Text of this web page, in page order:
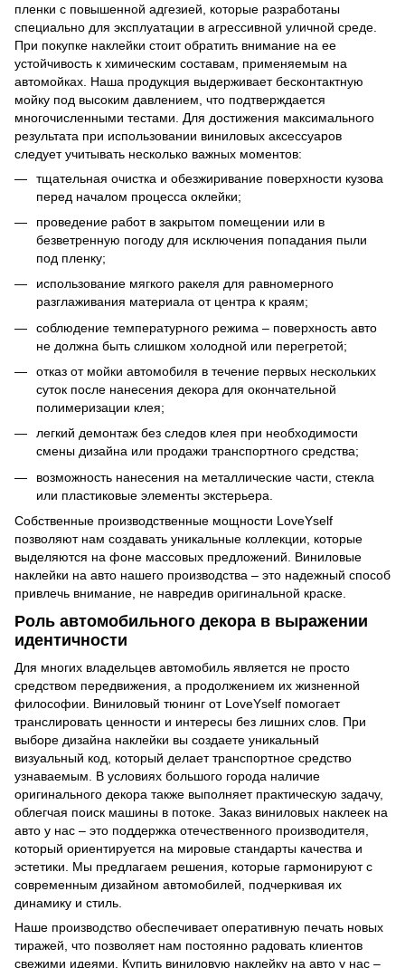
пленки с повышенной адгезией, которые разработаны
специально для эксплуатации в агрессивной уличной среде.
При покупке наклейки стоит обратить внимание на ее
устойчивость к химическим составам, применяемым на
автомойках. Наша продукция выдерживает бесконтактную
мойку под высоким давлением, что подтверждается
многочисленными тестами. Для достижения максимального
результата при использовании виниловых аксессуаров
следует учитывать несколько важных моментов:
тщательная очистка и обезжиривание поверхности кузова
перед началом процесса оклейки;
проведение работ в закрытом помещении или в
безветренную погоду для исключения попадания пыли
под пленку;
использование мягкого ракеля для равномерного
разглаживания материала от центра к краям;
соблюдение температурного режима – поверхность авто
не должна быть слишком холодной или перегретой;
отказ от мойки автомобиля в течение первых нескольких
суток после нанесения декора для окончательной
полимеризации клея;
легкий демонтаж без следов клея при необходимости
смены дизайна или продажи транспортного средства;
возможность нанесения на металлические части, стекла
или пластиковые элементы экстерьера.
Собственные производственные мощности LoveYself
позволяют нам создавать уникальные коллекции, которые
выделяются на фоне массовых предложений. Виниловые
наклейки на авто нашего производства – это надежный способ
привлечь внимание, не навредив оригинальной краске.
Роль автомобильного декора в выражении
идентичности
Для многих владельцев автомобиль является не просто
средством передвижения, а продолжением их жизненной
философии. Виниловый тюнинг от LoveYself помогает
транслировать ценности и интересы без лишних слов. При
выборе дизайна наклейки вы создаете уникальный
визуальный код, который делает транспортное средство
узнаваемым. В условиях большого города наличие
оригинального декора также выполняет практическую задачу,
облегчая поиск машины в потоке. Заказ виниловых наклеек на
авто у нас – это поддержка отечественного производителя,
который ориентируется на мировые стандарты качества и
эстетики. Мы предлагаем решения, которые гармонируют с
современным дизайном автомобилей, подчеркивая их
динамику и стиль.
Наше производство обеспечивает оперативную печать новых
тиражей, что позволяет нам постоянно радовать клиентов
свежими идеями. Купить виниловую наклейку на авто у нас –